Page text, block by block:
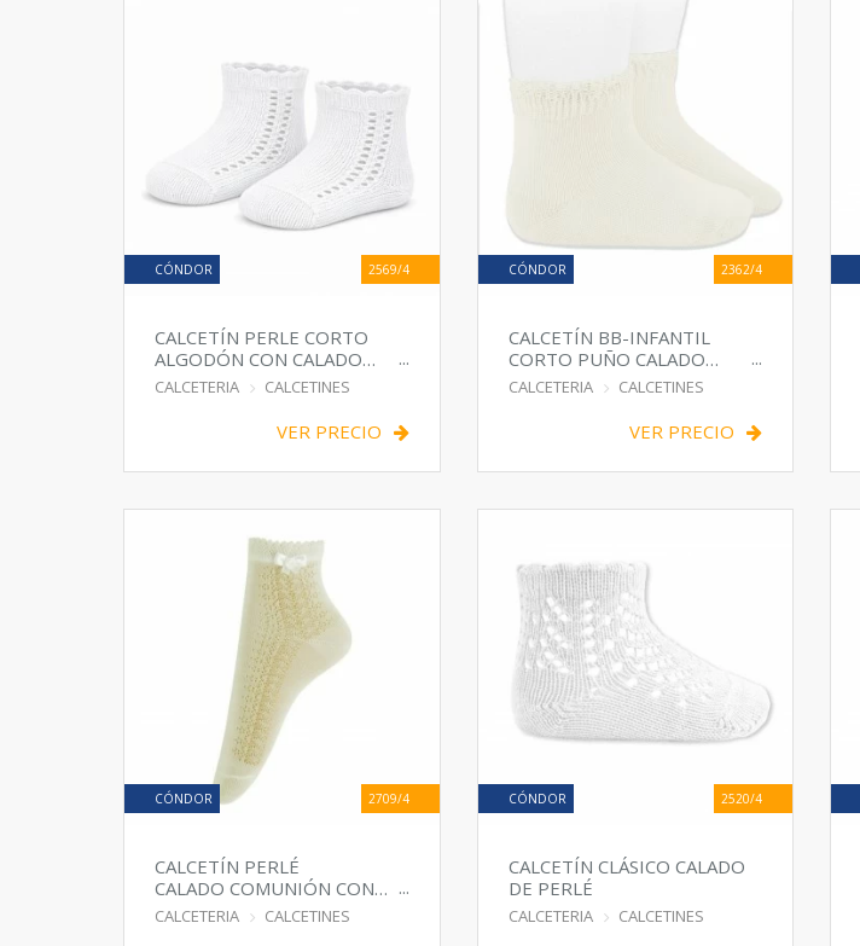
CÓNDOR 2569/4
CALCETÍN PERLE CORTO
ALGODÓN CON CALADO
LATERAL
CALCETERIA CALCETINES
VER PRECIO
CÓNDOR 2362/4
CALCETÍN BB-INFANTIL
CORTO PUÑO CALADO
CEREMONIA
CALCETERIA CALCETINES
VER PRECIO
CÓNDOR 2709/4
CALCETÍN PERLÉ
CALADO COMUNIÓN CON
DETALLE LACITO
CALCETERIA CALCETINES
CÓNDOR 2520/4
CALCETÍN CLÁSICO CALADO
DE PERLÉ
CALCETERIA CALCETINES